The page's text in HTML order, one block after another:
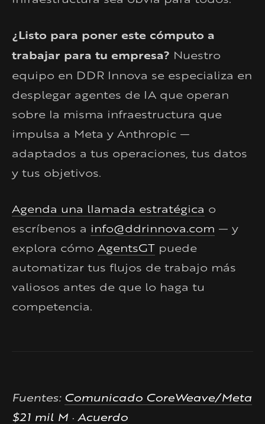
¿Listo para poner este cómputo a
trabajar para tu empresa? Nuestro
equipo en DDR Innova se especializa en
desplegar agentes de IA que operan
sobre la misma infraestructura que
impulsa a Meta y Anthropic —
adaptados a tus operaciones, tus datos
y tus objetivos.
Agenda una llamada estratégica o
escríbenos a info@ddrinnova.com — y
explora cómo AgentsGT puede
automatizar tus flujos de trabajo más
valiosos antes de que lo haga tu
competencia.
Fuentes: Comunicado CoreWeave/Meta
$21 mil M · Acuerdo